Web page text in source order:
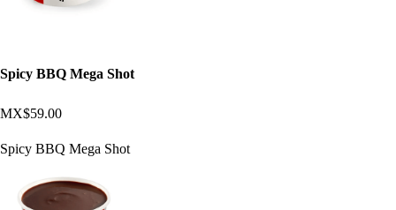
Spicy BBQ Mega Shot
MX$59.00
Spicy BBQ Mega Shot